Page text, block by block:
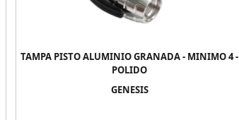
TAMPA PISTO ALUMINIO GRANADA - MINIMO 4 -
POLIDO
GENESIS